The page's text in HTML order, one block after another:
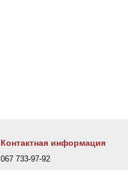
Контактная информация
067 733-97-92